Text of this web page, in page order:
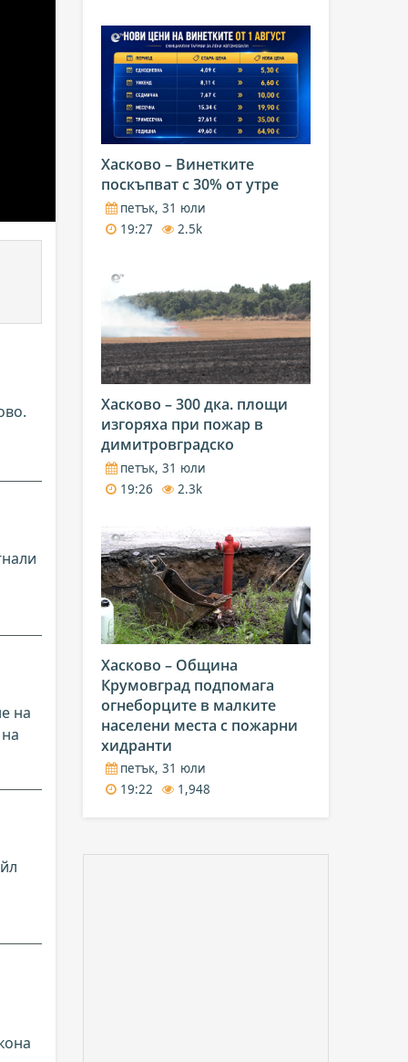
на
Хасково – Винетките
поскъпват с 30% от утре
петък, 31 юли
19:27
2.5k
Хасково – 300 дка. площи
изгоряха при пожар в
димитровградско
петък, 31 юли
19:26
2.3k
Хасково – Община
Крумовград подпомага
огнеборците в малките
населени места с пожарни
хидранти
петък, 31 юли
19:22
1,948